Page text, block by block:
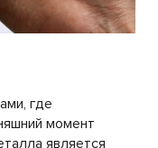
где
момент
является